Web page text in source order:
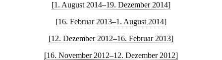
[1. August 2014–19. Dezember 2014]
[16. Februar 2013–1. August 2014]
[12. Dezember 2012–16. Februar 2013]
[16. November 2012–12. Dezember 2012]